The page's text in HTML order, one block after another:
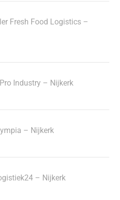
Fresh Food Logistics –
Industry – Nijkerk
– Nijkerk
– Nijkerk